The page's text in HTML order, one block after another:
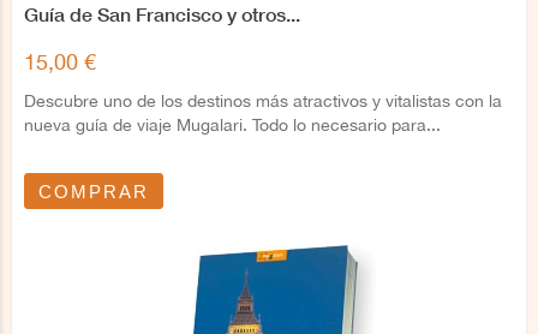
Guía de San Francisco y otros...
15,00 €
Descubre uno de los destinos más atractivos y vitalistas con la
nueva guía de viaje Mugalari. Todo lo necesario para...
COMPRAR